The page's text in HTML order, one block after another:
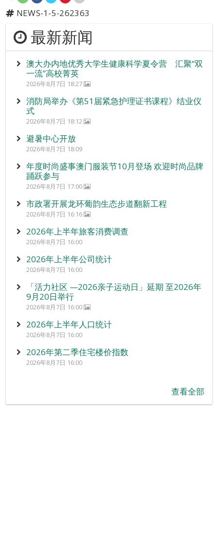
NEWS-1-5-262363
最新新闻
澳大办内地优秀大学生健康科学夏令营 汇聚“双
一流”高校菁英
2026年8月7日 18:27
消防局举办《第51届紧急护理证书课程》结业仪
式
2026年8月7日 18:12
避暑中心开放
2026年8月7日 18:09
年度时尚盛事澳门服装节10月登场 欢迎时尚品牌
踊跃参与
2026年8月7日 17:00
市政署开展龙环葡韵生态步道翻新工程
2026年8月7日 16:16
2026年上半年旅客消费调查
2026年8月7日 16:00
2026年上半年公司统计
2026年8月7日 16:00
「活力社区 —2026亲子运动日」延期 至2026年
9月20日举行
2026年8月7日 16:00
2026年上半年人口统计
2026年8月7日 16:00
2026年第二季住宅楼价指数
2026年8月7日 16:00
查看全部